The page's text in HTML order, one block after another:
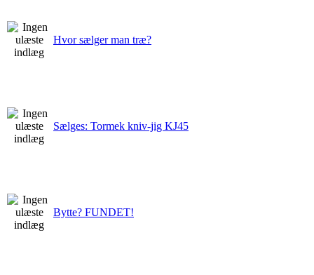
Hvor sælger man træ?
Sælges: Tormek kniv-jig KJ45
Bytte? FUNDET!